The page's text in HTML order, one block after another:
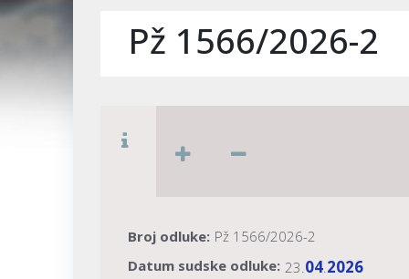
Pž 1566/2026-2
Broj odluke: Pž 1566/2026-2
Datum sudske odluke: 23.04.2026